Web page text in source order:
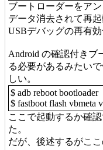
ブートローダーをアン
データ消去されて再
USBデバッグの再有効
Android の確認付きブ
る必要があるみたい
しい。
$ adb reboot bootloader
$ fastboot flash vbmeta
ここで起動するか確
た。
だが、後述するがこ